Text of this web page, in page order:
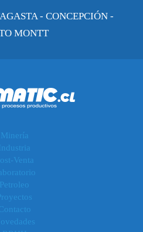
- CONCEPCIÓN -
MONTT
Industria
Venta
Petroleo